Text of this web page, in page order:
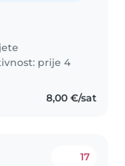
prije 4
8,00 €/sat
17